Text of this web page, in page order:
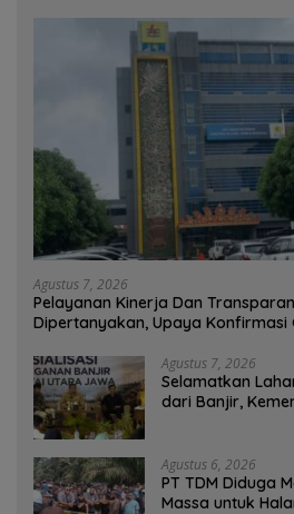
Agustus 7, 2026
Pelayanan Kinerja Dan
Dipertanyakan, Upaya Konfirmasi
Agustus 7, 2026
Selamatkan
dari Banjir,
Agustus 6, 2026
PT TDM Diduga
Massa untuk